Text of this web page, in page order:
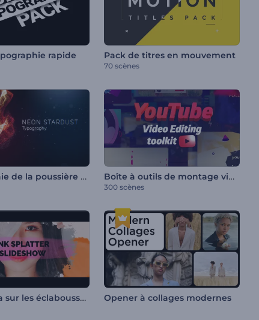
rapide Pack de titres en mouvement
70 scènes
Typographie de la poussière des étoiles de néon Boîte à outils de montage vidéo YouTube
300 scènes
Diaporama sur les éclaboussures d'encre Opener à collages modernes